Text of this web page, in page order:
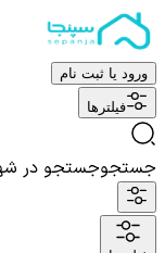
ورود یا ثبت نام
فیلترها
جستجوجستجو در